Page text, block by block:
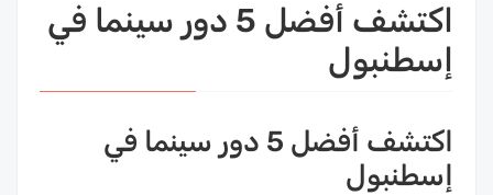
اكتشف أفضل 5 دور سينما في
إسطنبول
اكتشف أفضل 5 دور سينما في
إسطنبول